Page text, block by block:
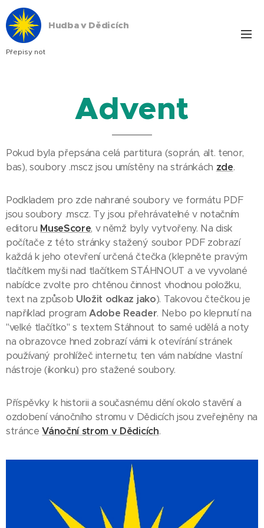
Hudba v Dědicích
Přepisy not
Advent
Pokud byla přepsána celá partitura (soprán, alt. tenor,
bas), soubory .mscz jsou umístěny na stránkách zde.
Podkladem pro zde nahrané soubory ve formátu PDF
jsou soubory .mscz. Ty jsou přehrávatelné v notačním
editoru MuseScore, v němž byly vytvořeny. Na disk
počítače z této stránky stažený soubor PDF zobrazí
každá k jeho otevření určená čtečka (klepněte pravým
tlačítkem myši nad tlačítkem STÁHNOUT a ve vyvolané
nabídce zvolte pro chtěnou činnost vhodnou položku,
text na způsob Uložit odkaz jako). Takovou čtečkou je
například programAdobe Reader. Nebo po klepnutí na
"velké tlačítko" s textem Stáhnout to samé udělá a noty
na obrazovce hned zobrazí vámi k otevírání stránek
používaný prohlížeč internetu; ten vám nabídne vlastní
nástroje (ikonku) pro stažené soubory.
Příspěvky k historii a současnému dění okolo stavění a
ozdobení vánočního stromu v Dědicích jsou zveřejněny na
stránceVánoční strom v Dědicích.